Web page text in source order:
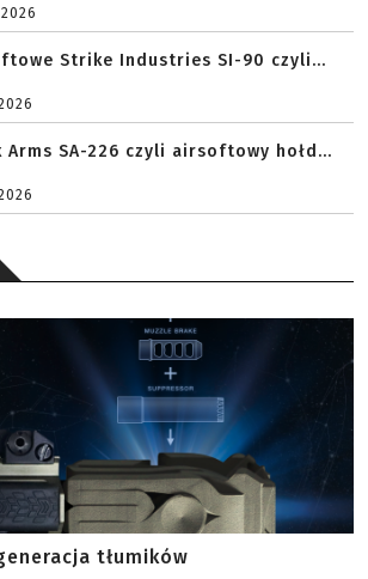
Strike Industries SI-90 czyli...
Arms SA-226 czyli airsoftowy hołd...
tłumików